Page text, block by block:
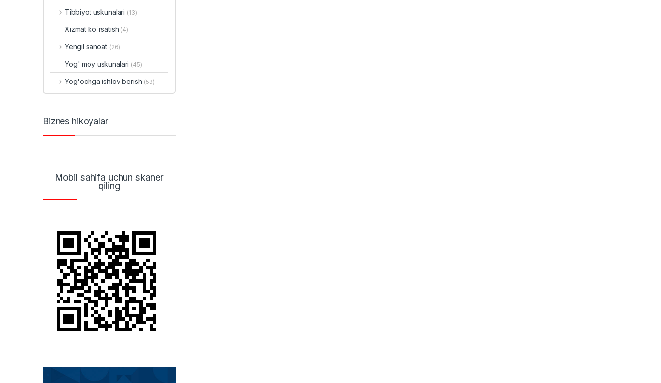
Tibbiyot uskunalari (13)
Xizmat ko`rsatish (4)
Yengil sanoat (26)
Yog' moy uskunalari (45)
Yog'ochga ishlov berish (58)
Biznes hikoyalar
Mobil sahifa uchun skaner
qiling